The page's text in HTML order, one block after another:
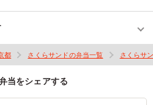
都 さくらサンドの弁当一覧 さくらサ
当をシェアする